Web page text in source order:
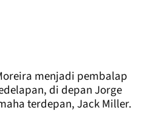
menjadi pembalap
di depan Jorge
terdepan, Jack Miller.